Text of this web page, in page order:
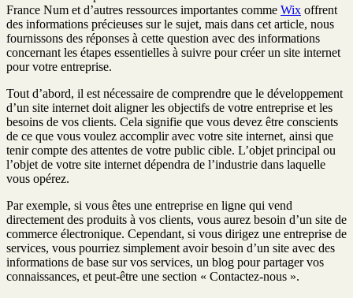
France Num et d’autres ressources importantes comme Wix offrent
des informations précieuses sur le sujet, mais dans cet article, nous
fournissons des réponses à cette question avec des informations
concernant les étapes essentielles à suivre pour créer un site internet
pour votre entreprise.
Tout d’abord, il est nécessaire de comprendre que le développement
d’un site internet doit aligner les objectifs de votre entreprise et les
besoins de vos clients. Cela signifie que vous devez être conscients
de ce que vous voulez accomplir avec votre site internet, ainsi que
tenir compte des attentes de votre public cible. L’objet principal ou
l’objet de votre site internet dépendra de l’industrie dans laquelle
vous opérez.
Par exemple, si vous êtes une entreprise en ligne qui vend
directement des produits à vos clients, vous aurez besoin d’un site de
commerce électronique. Cependant, si vous dirigez une entreprise de
services, vous pourriez simplement avoir besoin d’un site avec des
informations de base sur vos services, un blog pour partager vos
connaissances, et peut-être une section « Contactez-nous ».